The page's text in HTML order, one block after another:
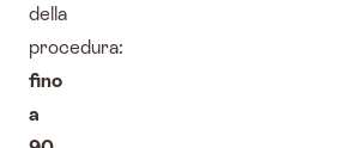
della
procedura:
fino
a